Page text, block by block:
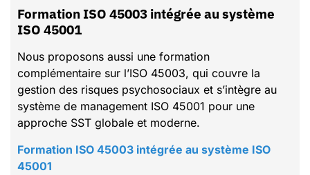
Formation ISO 45003 intégrée au système
ISO 45001
Nous proposons aussi une formation
complémentaire sur l’ISO 45003, qui couvre la
gestion des risques psychosociaux et s’intègre au
système de management ISO 45001 pour une
approche SST globale et moderne.
Formation ISO 45003 intégrée au système ISO
45001